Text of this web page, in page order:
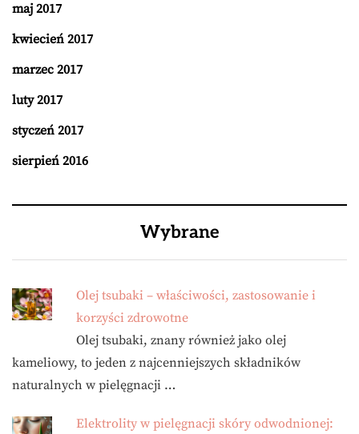
maj 2017
kwiecień 2017
marzec 2017
luty 2017
styczeń 2017
sierpień 2016
Wybrane
Olej tsubaki – właściwości, zastosowanie i
korzyści zdrowotne
Olej tsubaki, znany również jako olej
kameliowy, to jeden z najcenniejszych składników
naturalnych w pielęgnacji …
Elektrolity w pielęgnacji skóry odwodnionej: